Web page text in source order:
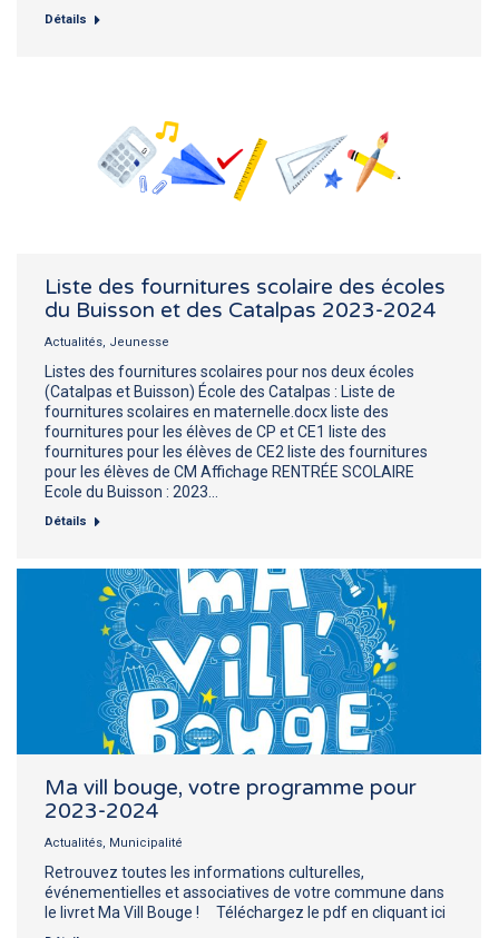
Détails
Liste des fournitures scolaire des écoles
du Buisson et des Catalpas 2023-2024
Actualités, Jeunesse
Listes des fournitures scolaires pour nos deux écoles
(Catalpas et Buisson) École des Catalpas : Liste de
fournitures scolaires en maternelle.docx liste des
fournitures pour les élèves de CP et CE1 liste des
fournitures pour les élèves de CE2 liste des fournitures
pour les élèves de CM Affichage RENTRÉE SCOLAIRE
Ecole du Buisson : 2023…
Détails
Ma vill bouge, votre programme pour
2023-2024
Actualités, Municipalité
Retrouvez toutes les informations culturelles,
événementielles et associatives de votre commune dans
le livret Ma Vill Bouge ! Téléchargez le pdf en cliquant ici